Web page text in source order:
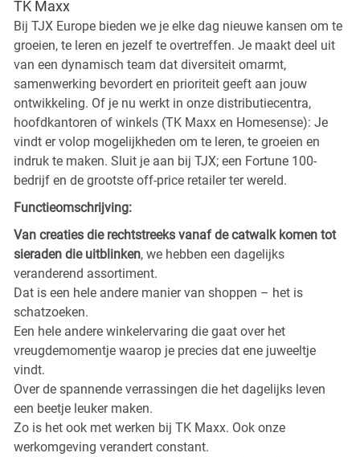
TK Maxx
Bij TJX Europe bieden we je elke dag nieuwe kansen om te
groeien, te leren en jezelf te overtreffen. Je maakt deel uit
van een dynamisch team dat diversiteit omarmt,
samenwerking bevordert en prioriteit geeft aan jouw
ontwikkeling. Of je nu werkt in onze distributiecentra,
hoofdkantoren of winkels (TK Maxx en Homesense): Je
vindt er volop mogelijkheden om te leren, te groeien en
indruk te maken. Sluit je aan bij TJX; een Fortune 100-
bedrijf en de grootste off-price retailer ter wereld.
Functieomschrijving:
Van creaties die rechtstreeks vanaf de catwalk komen tot
sieraden die uitblinken, we hebben een dagelijks
veranderend assortiment.
Dat is een hele andere manier van shoppen – het is
schatzoeken.
Een hele andere winkelervaring die gaat over het
vreugdemomentje waarop je precies dat ene juweeltje
vindt.
Over de spannende verrassingen die het dagelijks leven
een beetje leuker maken.
Zo is het ook met werken bij TK Maxx. Ook onze
werkomgeving verandert constant.